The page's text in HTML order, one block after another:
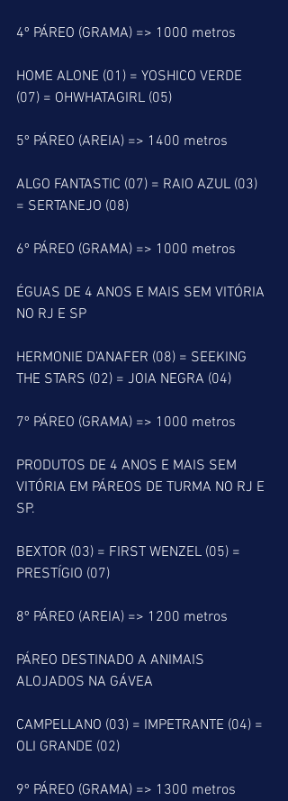
4º PÁREO (GRAMA) => 1000 metros
HOME ALONE (01) = YOSHICO VERDE
(07) = OHWHATAGIRL (05)
5º PÁREO (AREIA) => 1400 metros
ALGO FANTASTIC (07) = RAIO AZUL (03)
= SERTANEJO (08)
6º PÁREO (GRAMA) => 1000 metros
ÉGUAS DE 4 ANOS E MAIS SEM VITÓRIA
NO RJ E SP
HERMONIE D’ANAFER (08) = SEEKING
THE STARS (02) = JOIA NEGRA (04)
7º PÁREO (GRAMA) => 1000 metros
PRODUTOS DE 4 ANOS E MAIS SEM
VITÓRIA EM PÁREOS DE TURMA NO RJ E
SP.
BEXTOR (03) = FIRST WENZEL (05) =
PRESTÍGIO (07)
8º PÁREO (AREIA) => 1200 metros
PÁREO DESTINADO A ANIMAIS
ALOJADOS NA GÁVEA
CAMPELLANO (03) = IMPETRANTE (04) =
OLI GRANDE (02)
9º PÁREO (GRAMA) => 1300 metros